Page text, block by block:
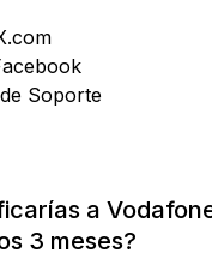
Soporte
a
3 meses?